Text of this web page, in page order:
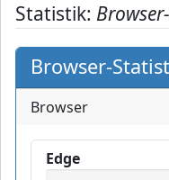
Statistik:
Browser-
Browser
Edge